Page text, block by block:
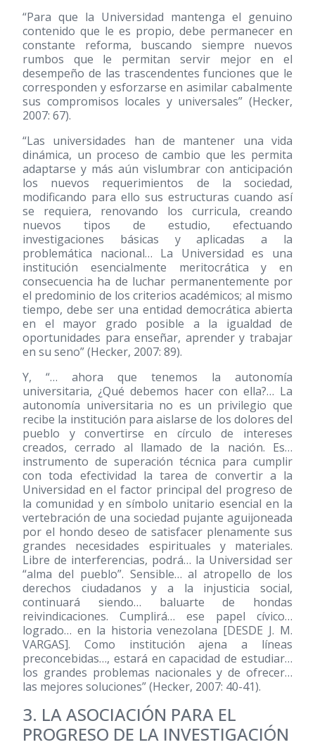
“Para que la Universidad mantenga el genuino
contenido que le es propio, debe permanecer en
constante reforma, buscando siempre nuevos
rumbos que le permitan servir mejor en el
desempeño de las trascendentes funciones que le
corresponden y esforzarse en asimilar cabalmente
sus compromisos locales y universales” (Hecker,
2007: 67).
“Las universidades han de mantener una vida
dinámica, un proceso de cambio que les permita
adaptarse y más aún vislumbrar con anticipación
los nuevos requerimientos de la sociedad,
modificando para ello sus estructuras cuando así
se requiera, renovando los curricula, creando
nuevos tipos de estudio, efectuando
investigaciones básicas y aplicadas a la
problemática nacional… La Universidad es una
institución esencialmente meritocrática y en
consecuencia ha de luchar permanentemente por
el predominio de los criterios académicos; al mismo
tiempo, debe ser una entidad democrática abierta
en el mayor grado posible a la igualdad de
oportunidades para enseñar, aprender y trabajar
en su seno” (Hecker, 2007: 89).
Y, “… ahora que tenemos la autonomía
universitaria, ¿Qué debemos hacer con ella?… La
autonomía universitaria no es un privilegio que
recibe la institución para aislarse de los dolores del
pueblo y convertirse en círculo de intereses
creados, cerrado al llamado de la nación. Es…
instrumento de superación técnica para cumplir
con toda efectividad la tarea de convertir a la
Universidad en el factor principal del progreso de
la comunidad y en símbolo unitario esencial en la
vertebración de una sociedad pujante aguijoneada
por el hondo deseo de satisfacer plenamente sus
grandes necesidades espirituales y materiales.
Libre de interferencias, podrá… la Universidad ser
“alma del pueblo”. Sensible… al atropello de los
derechos ciudadanos y a la injusticia social,
continuará siendo… baluarte de hondas
reivindicaciones. Cumplirá… ese papel cívico…
logrado… en la historia venezolana [DESDE J. M.
VARGAS]. Como institución ajena a líneas
preconcebidas…, estará en capacidad de estudiar…
los grandes problemas nacionales y de ofrecer…
las mejores soluciones” (Hecker, 2007: 40-41).
3. LA ASOCIACIÓN PARA EL
PROGRESO DE LA INVESTIGACIÓN